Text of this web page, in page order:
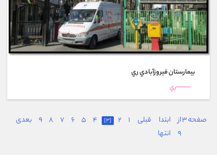
بیمارستان فيروزآبادي ري
ري
صفحه 3 از
9
ابتدا قبلی 1
2
[3]
4
5
6
7
8
9
بعدی
انتها